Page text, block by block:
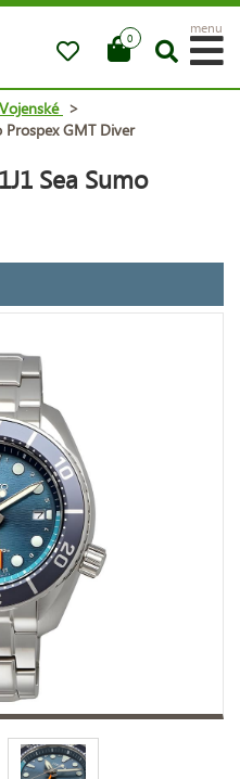
0
menu
Vojenské >
Prospex GMT Diver
Sea Sumo